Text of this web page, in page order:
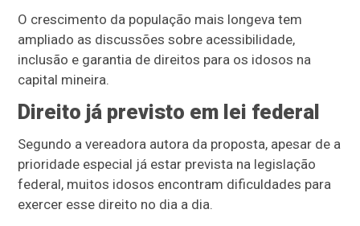
O crescimento da população mais longeva tem
ampliado as discussões sobre acessibilidade,
inclusão e garantia de direitos para os idosos na
capital mineira.
Direito já previsto em lei federal
Segundo a vereadora autora da proposta, apesar de a
prioridade especial já estar prevista na legislação
federal, muitos idosos encontram dificuldades para
exercer esse direito no dia a dia.